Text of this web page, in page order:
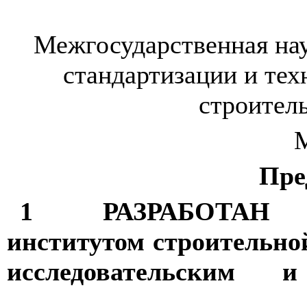
Межгосударственная
стандартизации и
1 РАЗРАБОТАН
институтом